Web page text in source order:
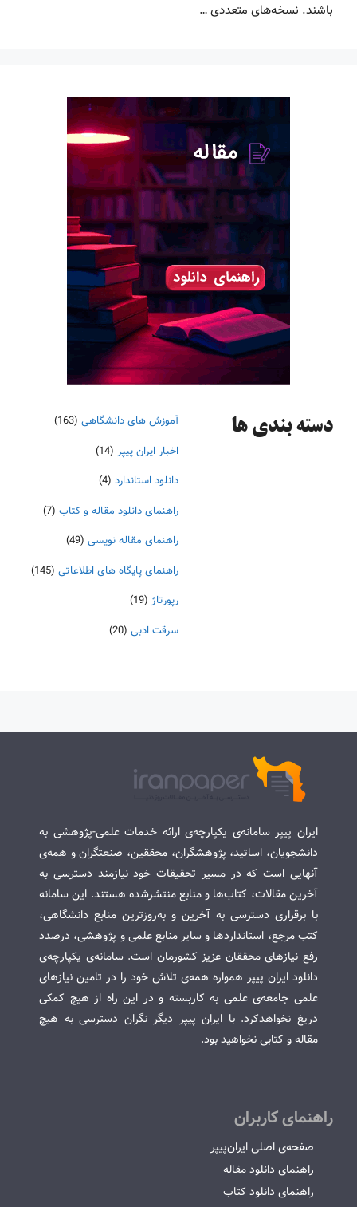
باشند. نسخه‌های متعددی …
دسته‌ بندی ها آموزش های دانشگاهی (163)
اخبار ایران پیپر (14)
دانلود استاندارد (4)
راهنمای دانلود مقاله و کتاب (7)
راهنمای مقاله نویسی (49)
راهنمای پایگاه های اطلاعاتی (145)
رپورتاژ (19)
سرقت ادبی (20)
ایران پیپر سامانه‌ی یکپارچه‌ی ارائه خدمات علمی-پژوهشی به
دانشجویان، اساتید، پژوهشگران، محققین، صنعتگران و همه‌ی
آنهایی است که در مسیر تحقیقات خود نیازمند دسترسی به
آخرین مقالات، کتاب‌ها و منابع منتشرشده هستند. این سامانه
با برقراری دسترسی به آخرین و به‌روزترین منابع دانشگاهی،
کتب مرجع، استانداردها و سایر منابع علمی و پژوهشی، درصدد
رفع نیازهای محققان عزیز کشورمان است. سامانه‌ی یکپارچه‌ی
دانلود ایران پیپر همواره همه‌ی تلاش خود را در تامین نیازهای
علمی جامعه‌ی علمی به کاربسته و در این راه از هیچ کمکی
دریغ نخواهدکرد. با ایران پیپر دیگر نگران دسترسی به هیچ
مقاله و کتابی نخواهید بود.
راهنمای کاربران
صفحه‌ی اصلی ایران‌پیپر
راهنمای دانلود مقاله
راهنمای دانلود کتاب